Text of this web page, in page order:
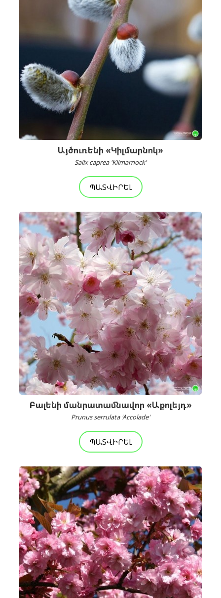
Այծուռենի «Կիլմարնոկ»
Salix caprea 'Kilmarnock'
ՊԱՏՎԻՐԵԼ
Բալենի մանրատամնավոր «Աքոլեյդ»
Prunus serrulata 'Accolade'
ՊԱՏՎԻՐԵԼ